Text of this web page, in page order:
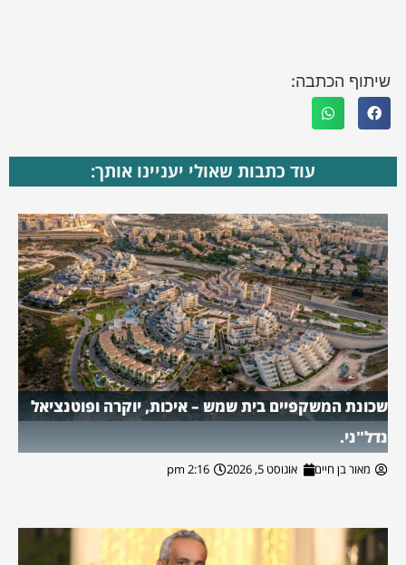
שיתוף הכתבה:
עוד כתבות שאולי יעניינו אותך:
שכונת המשקפיים בית שמש – איכות, יוקרה ופוטנציאל
נדל"ני.
מאור בן חיים אוגוסט 5, 2026 2:16 pm